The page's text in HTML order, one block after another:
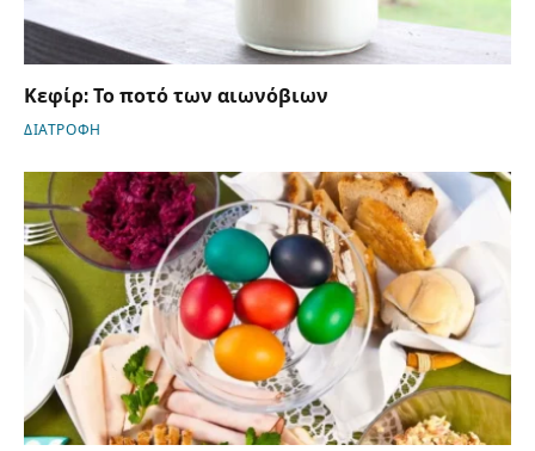
Κεφίρ: Το ποτό των αιωνόβιων
ΔΙΑΤΡΟΦΗ